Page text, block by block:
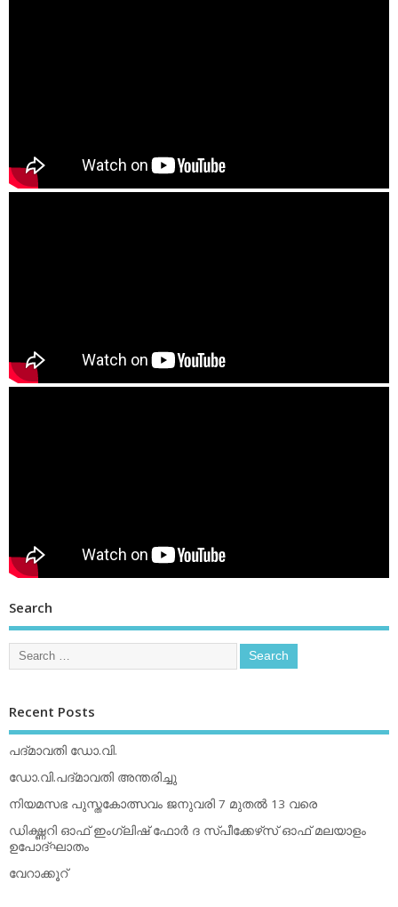
Search
Recent Posts
പദ്മാവതി ഡോ.വി.
ഡോ.വി.പദ്മാവതി അന്തരിച്ചു
നിയമസഭ പുസ്തകോത്സവം ജനുവരി 7 മുതല്‍ 13 വരെ
ഡിക്ഷ്ണറി ഓഫ് ഇംഗ്ലിഷ് ഫോര്‍ ദ സ്പീക്കേഴ്‌സ് ഓഫ് മലയാളം
ഉപോദ്ഘാതം
വേറാക്കൂറ്